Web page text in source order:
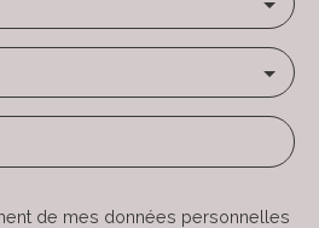
de mes données personnelles